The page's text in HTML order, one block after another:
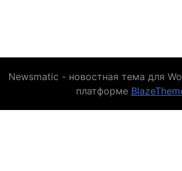
Newsmatic - новостная тема для
платформе